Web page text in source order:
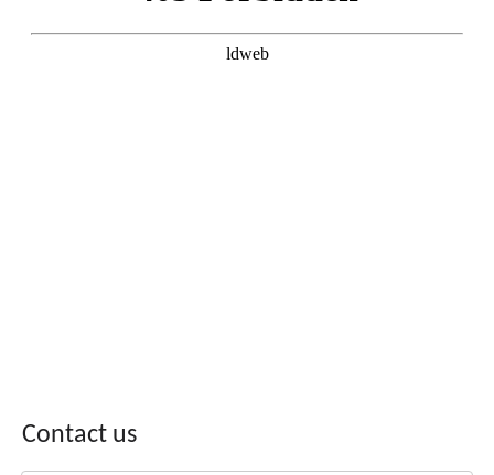
Contact us